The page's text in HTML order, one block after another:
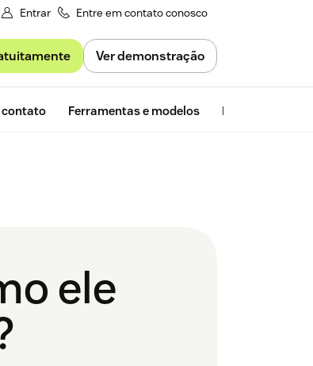
Entrar Entre em contato conosco
Ver demonstração
contato Ferramentas e modelos Insights da
ele